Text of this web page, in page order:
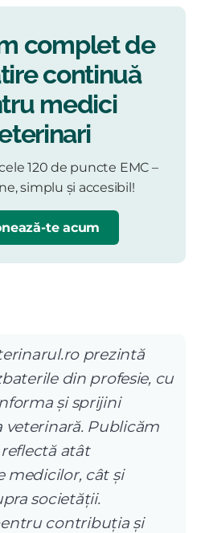
complet de
continuă
medici
120 de puncte EMC –
simplu și accesibil!
te acum
prezintă
din profesie, cu
și sprijini
Publicăm
atât
medicilor, cât și
societății.
contribuția și